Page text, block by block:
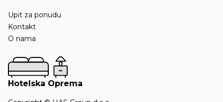
Upit za ponudu
Kontakt
O nama
Hotelska Oprema